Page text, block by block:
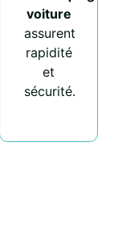
voiture
assurent
rapidité
et
sécurité.